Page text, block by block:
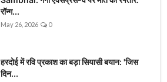
रॉन्ग...
May 26, 2026 0
हरदोई में रवि प्रकाश का बड़ा सियासी बयान: 'जिस
दिन...